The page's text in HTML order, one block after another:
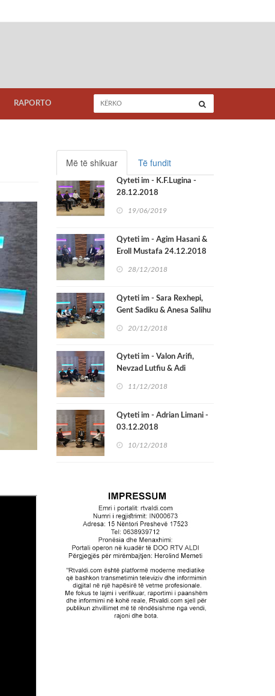
RAPORTO
Më të shikuar Të fundit
Qyteti im - K.F.Lugina -
28.12.2018
19/06/2019
Qyteti im - Agim Hasani &
Eroll Mustafa 24.12.2018
28/12/2018
Qyteti im - Sara Rexhepi,
Gent Sadiku & Anesa Salihu
20/12/2018
Qyteti im - Valon Arifi,
Nevzad Lutfiu & Adi
11/12/2018
Qyteti im - Adrian Limani -
03.12.2018
10/12/2018